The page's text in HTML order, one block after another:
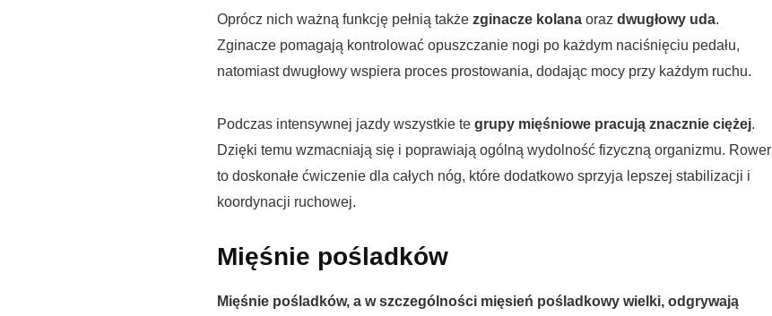
Oprócz nich ważną funkcję pełnią także zginacze kolana oraz dwugłowy uda.
Zginacze pomagają kontrolować opuszczanie nogi po każdym naciśnięciu pedału,
natomiast dwugłowy wspiera proces prostowania, dodając mocy przy każdym ruchu.
Podczas intensywnej jazdy wszystkie te grupy mięśniowe pracują znacznie ciężej.
Dzięki temu wzmacniają się i poprawiają ogólną wydolność fizyczną organizmu. Rower
to doskonałe ćwiczenie dla całych nóg, które dodatkowo sprzyja lepszej stabilizacji i
koordynacji ruchowej.
Mięśnie pośladków
Mięśnie pośladków, a w szczególności mięsień pośladkowy wielki, odgrywają